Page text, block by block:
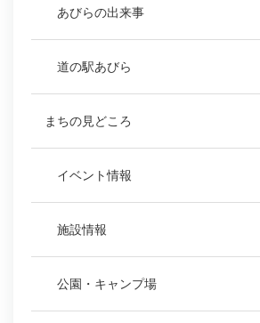
あびらの出来事
道の駅あびら
まちの見どころ
イベント情報
施設情報
公園・キャンプ場